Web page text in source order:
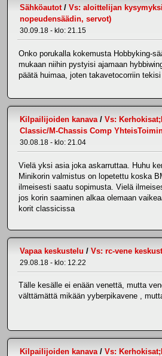
Sähköautot/ Vs: aloittelijan
nopeudensäädin, servot)
30.09.18 - klo: 21.15
Onko porukalla kokemusta Hobbyking-
mukaan niihin pystyisi ajamaan
päätä huimaa, joten takavetocorriin
Kilpailijoiden kanava/ Vs:
Classic/M-Chassis Comp
30.08.18 - klo: 21.04
Vielä yksi asia joka askarruttaa. Huhu
Minikorin valmistus on lopetettu koska
ilmeisesti saatu sopimusta. Vielä
jos korin saaminen alkaa olemaan
korit classicissa
Vapaa keskustelu / Vs: rc-vene
29.08.18 - klo: 12.22
Tälle kesälle ei enään venettä, mutta
välttämättä mikään yyberpikavene ,
Kilpailijoiden kanava/ Vs: